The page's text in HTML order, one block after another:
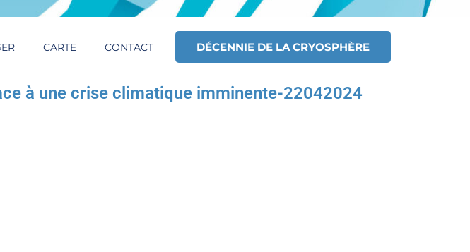
CARTE CONTACT DÉCENNIE DE LA CRYOSPHÈRE
à une crise climatique imminente-22042024